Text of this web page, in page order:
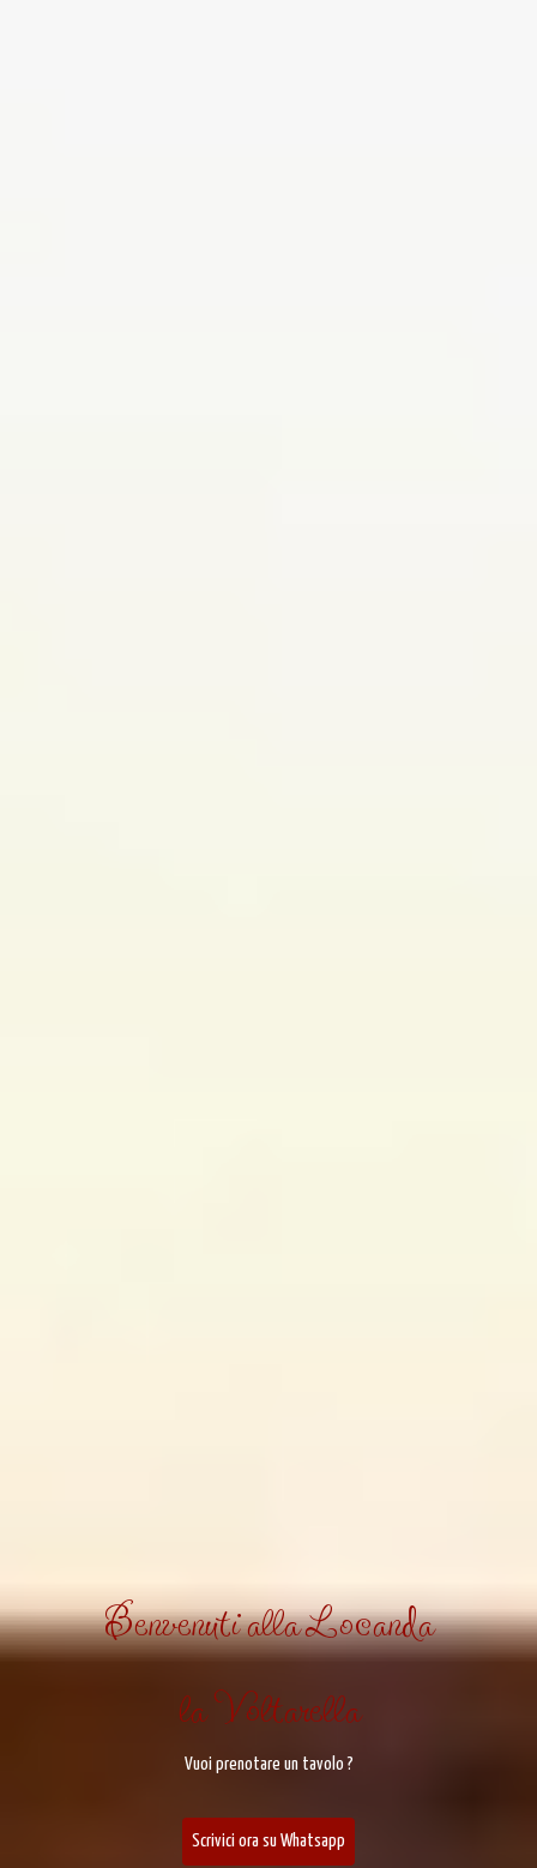
Benvenuti alla Locanda
la Voltarella
Vuoi prenotare un tavolo ?
Scrivici ora su Whatsapp